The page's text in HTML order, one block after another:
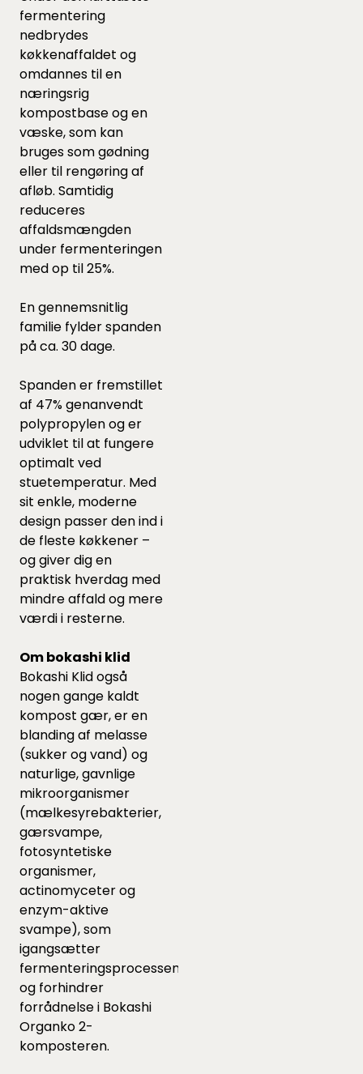
fermentering
nedbrydes
køkkenaffaldet og
omdannes til en
næringsrig
kompostbase og en
væske, som kan
bruges som gødning
eller til rengøring af
afløb. Samtidig
reduceres
affaldsmængden
under fermenteringen
med op til 25%.
En gennemsnitlig
familie fylder spanden
på ca. 30 dage.
Spanden er fremstillet
af 47% genanvendt
polypropylen og er
udviklet til at fungere
optimalt ved
stuetemperatur. Med
sit enkle, moderne
design passer den ind i
de fleste køkkener –
og giver dig en
praktisk hverdag med
mindre affald og mere
værdi i resterne.
Om bokashi klid
Bokashi Klid også
nogen gange kaldt
kompost gær, er en
blanding af melasse
(sukker og vand) og
naturlige, gavnlige
mikroorganismer
(mælkesyrebakterier,
gærsvampe,
fotosyntetiske
organismer,
actinomyceter og
enzym-aktive
svampe), som
igangsætter
fermenteringsprocessen
og forhindrer
forrådnelse i Bokashi
Organko 2-
komposteren.